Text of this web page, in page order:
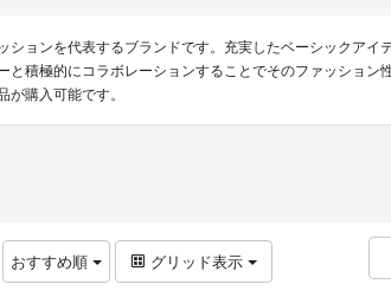
ョンを代表するブランドです。充実したベーシックアイ
積極的にコラボレーションすることでそのファッション
購入可能です。
おすすめ順 グリッド表示